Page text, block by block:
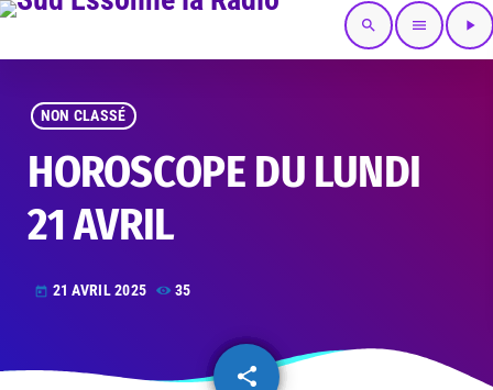
search menu play_arrow
NON CLASSÉ
HOROSCOPE DU LUNDI
21 AVRIL
today 21 AVRIL 2025 35
share
email